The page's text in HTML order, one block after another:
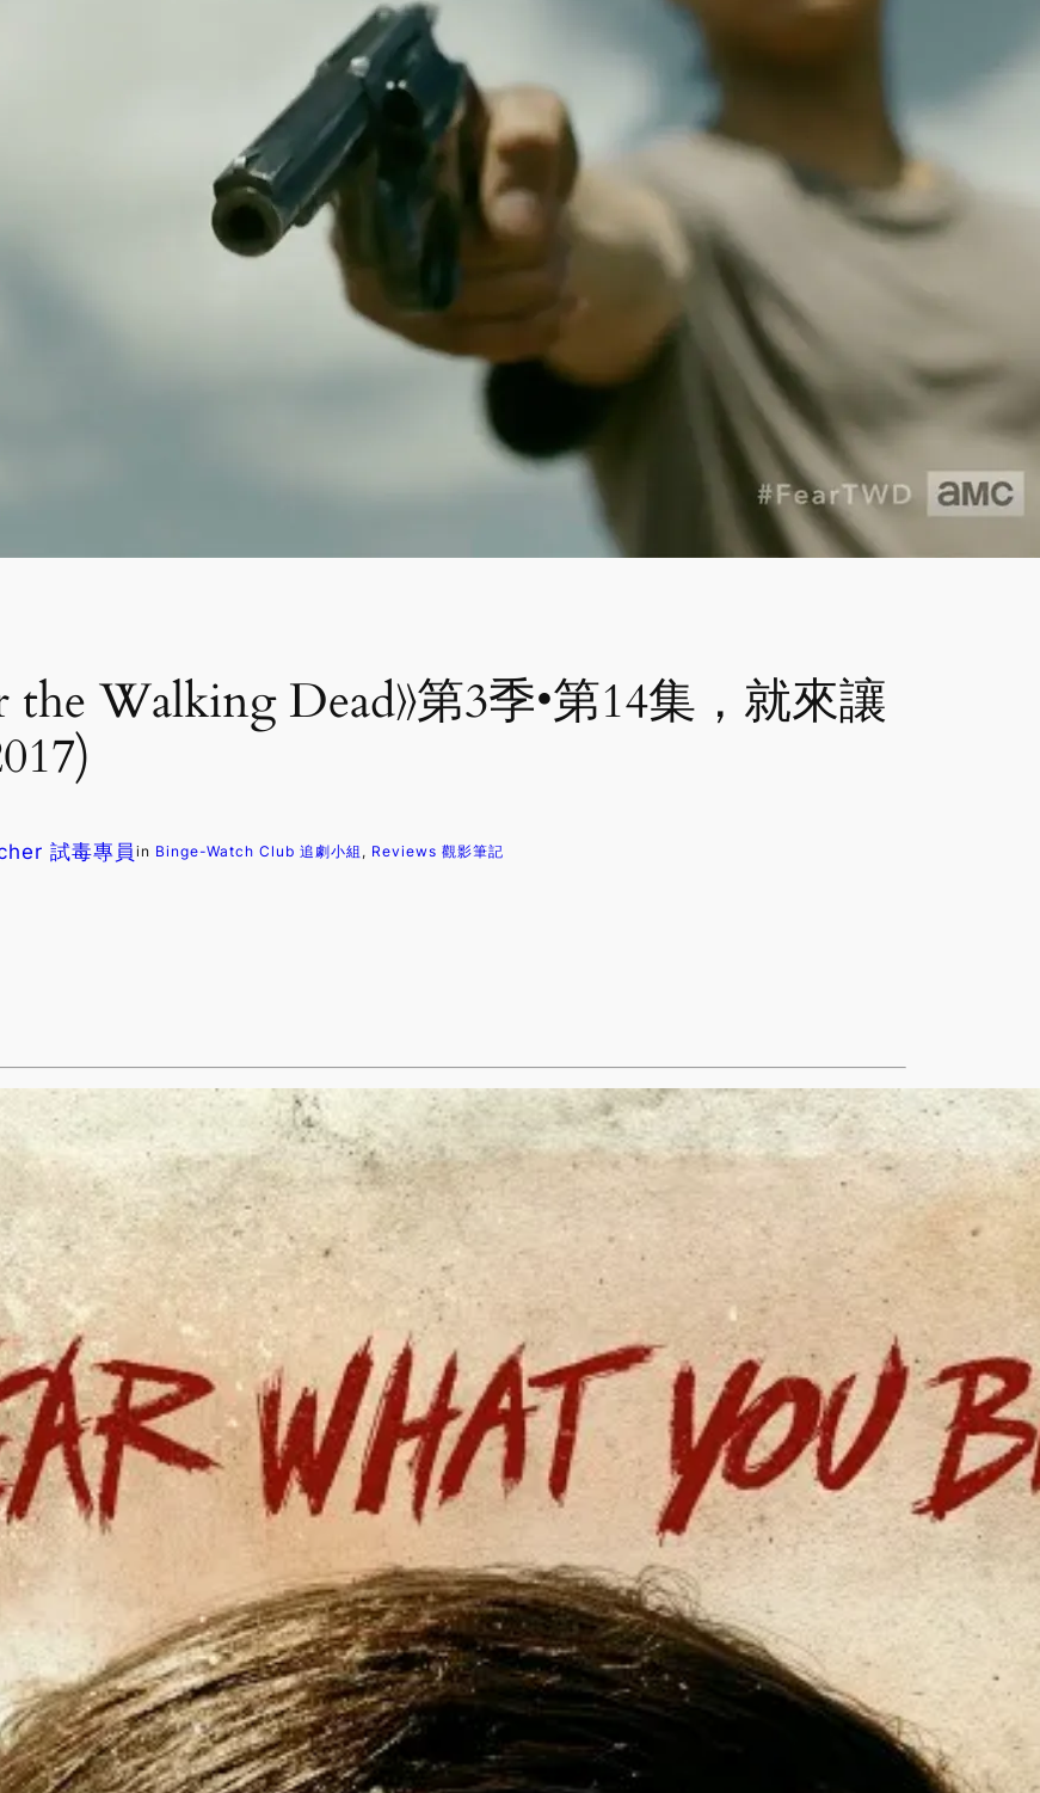
the Walking Dead》第3季•第14集，就來讓
試毒專員 in Binge-Watch Club 追劇小組 , Reviews 觀影筆記